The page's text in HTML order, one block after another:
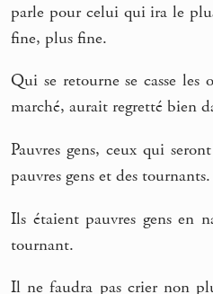
parle pour celui qui ira le
fine, plus fine.
Qui se retourne se casse les
marché, aurait regretté bien
Pauvres gens, ceux qui
pauvres gens et des tournants.
Ils étaient pauvres gens en
tournant.
Il ne faudra pas crier non